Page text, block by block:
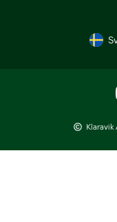
Klaravik